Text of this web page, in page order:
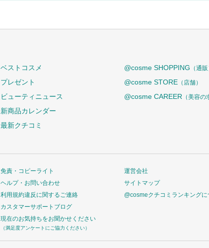
ベストコスメ
プレゼント
ビューティニュース
新商品カレンダー
最新クチコミ
@cosme SHOPPING （通販
@cosme STORE （店舗）
@cosme CAREER （美容の
免責・コピーライト
ヘルプ・お問い合わせ
利用規約違反に関するご連絡
カスタマーサポートブログ
現在のお気持ちをお聞かせください
（満足度アンケートにご協力ください）
運営会社
サイトマップ
@cosmeクチコミランキングに